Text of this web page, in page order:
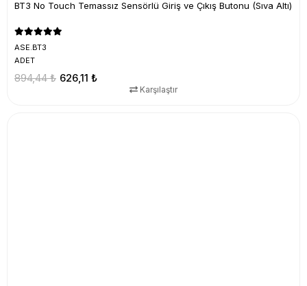
BT3 No Touch Temassız Sensörlü Giriş ve Çıkış Butonu (Sıva Altı)
ASE.BT3
ADET
626,11 ₺
894,44 ₺
Karşılaştır